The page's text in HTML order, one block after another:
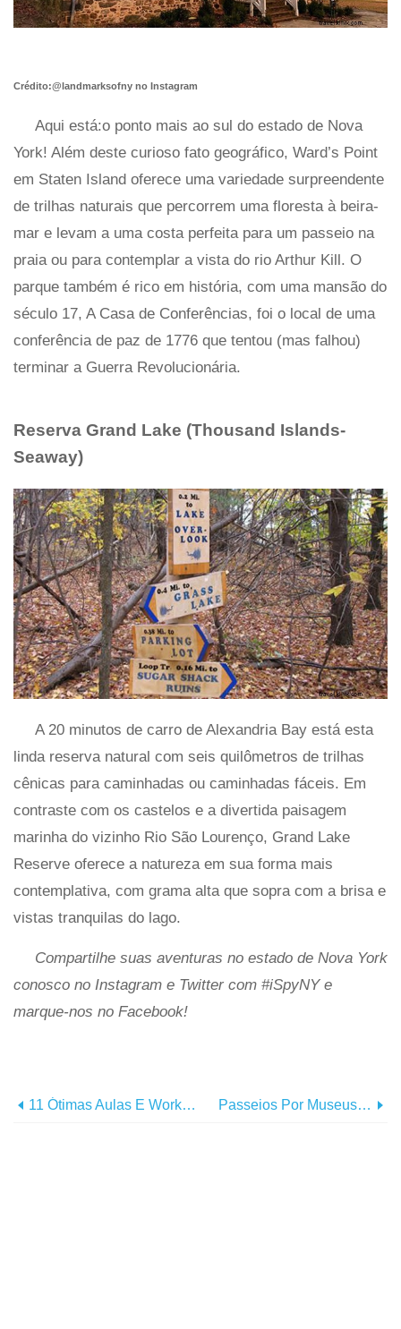
Crédito:@landmarksofny no Instagram
Aqui está:o ponto mais ao sul do estado de Nova
York! Além deste curioso fato geográfico, Ward’s Point
em Staten Island oferece uma variedade surpreendente
de trilhas naturais que percorrem uma floresta à beira-
mar e levam a uma costa perfeita para um passeio na
praia ou para contemplar a vista do rio Arthur Kill. O
parque também é rico em história, com uma mansão do
século 17, A Casa de Conferências, foi o local de uma
conferência de paz de 1776 que tentou (mas falhou)
terminar a Guerra Revolucionária.
Reserva Grand Lake (Thousand Islands-
Seaway)
A 20 minutos de carro de Alexandria Bay está esta
linda reserva natural com seis quilômetros de trilhas
cênicas para caminhadas ou caminhadas fáceis. Em
contraste com os castelos e a divertida paisagem
marinha do vizinho Rio São Lourenço, Grand Lake
Reserve oferece a natureza em sua forma mais
contemplativa, com grama alta que sopra com a brisa e
vistas tranquilas do lago.
Compartilhe suas aventuras no estado de Nova York
conosco no Instagram e Twitter com #iSpyNY e
marque-nos no Facebook!
11 Ótimas Aulas E Workshops On-Line No Estado De Nova York Passeios Por Museus Virtuais No Estado De Nova York